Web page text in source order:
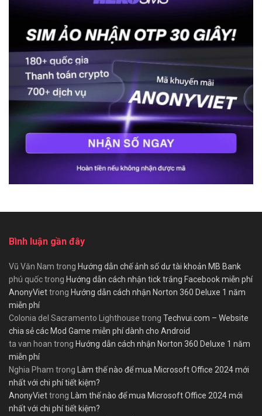
Bình luận gần đây
Vũ Văn Nam trong Hướng dẫn chế ảnh số dư tài khoản MB Bank
phú quốctrong Hướng dẫn cách nhận tick trắng Facebook miễn phí
AnonyViettrong Hướng dẫn cách nhận Norton 360 Deluxe 1 năm
miễn phí
Colonia del Sacramento Lighthouse trong Techvui.com – Website
chia sẻ các Mod Game miễn phí dành cho Android
ta van hoan trong Hướng dẫn cách nhận Norton 360 Deluxe 1 năm
miễn phí
Nghia Pham trong Làm thế nào để mua Microsoft Office 2024 mới
nhất với chi phí tiết kiệm?
AnonyViettrong Làm thế nào để mua Microsoft Office 2024 mới
nhất với chi phí tiết kiệm?